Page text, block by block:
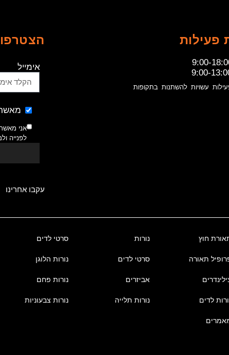
פעילות
9:00-
9:00-
עשויות להשתנות בתקופות
אימייל
אני
לפנייה
עקבו אחרינו
חוץ
תאורה
לדים
נורות
סרטי לדים
אביזרים
נורות תלייה
סרטי לדים
נורות הלוגן
נורות פחם
נורות צבעוניות